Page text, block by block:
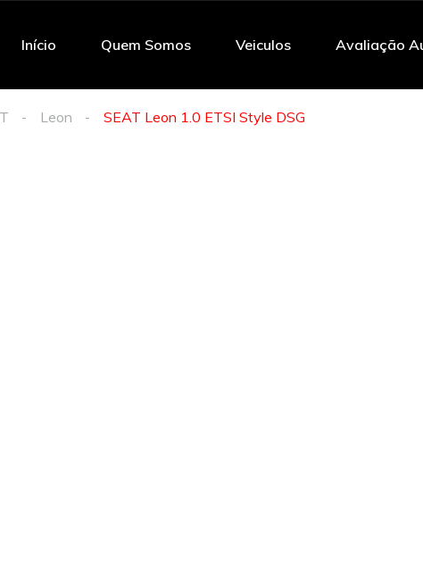
Início Quem Somos Veiculos Avaliação
Leon SEAT Leon 1.0 ETSI Style DSG